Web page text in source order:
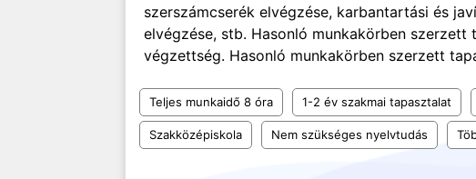
szerszámcserék elvégzése, karbantartási és
elvégzése, stb. Hasonló munkakörben
végzettség. Hasonló munkakörben szerzett
Teljes munkaidő 8 óra 1-2 év szakmai tapasztalat
Szakközépiskola Nem szükséges nyelvtudás